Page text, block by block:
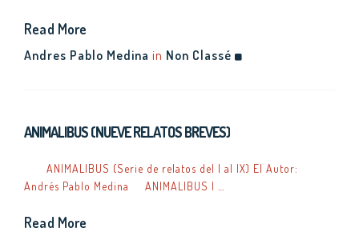
Read More
Andres Pablo Medina in Non Classé
ANIMALIBUS (NUEVE RELATOS BREVES)
ANIMALIBUS (Serie de relatos del I al IX) El Autor:
Andrés Pablo Medina ANIMALIBUS I …
Read More